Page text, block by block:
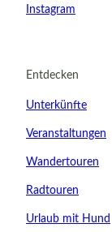
Instagram
Entdecken
Unterkünfte
Veranstaltungen
Wandertouren
Radtouren
Urlaub mit Hund